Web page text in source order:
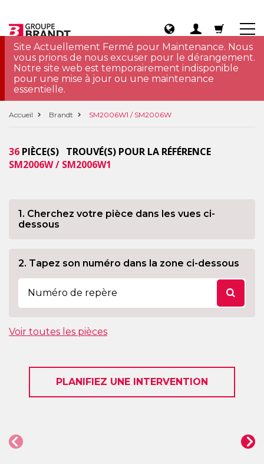
Site Actuellement Fermé pour Maintenance. Nous
vous prions de nous excuser pour le dérangement.
Notre site web est temporairement indisponible
pour une mise à jour ou une maintenance
essentielle.
Accueil Brandt SM2006W1 / SM2006W
36 PIÈCE(S) TROUVÉ(S) POUR LA RÉFÉRENCE
SM2006W / SM2006W1
1. Cherchez votre pièce dans les vues ci-
dessous
2. Tapez son numéro dans la zone ci-dessous
Voir toutes les pièces
PLANIFIEZ UNE INTERVENTION